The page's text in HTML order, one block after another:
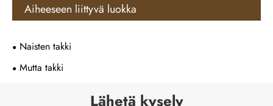
Aiheeseen liittyvä luokka
Naisten takki
Mutta takki
Lähetä kysely